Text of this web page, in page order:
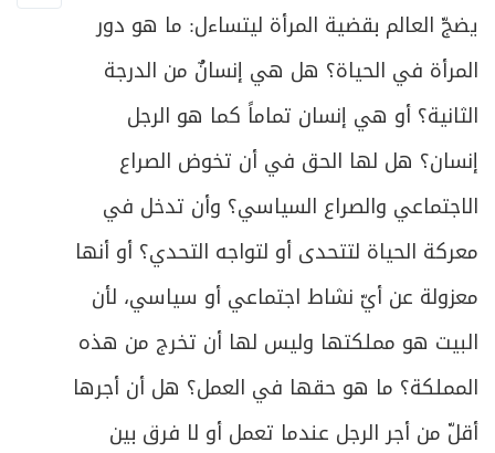
يضجّ العالم بقضية المرأة ليتساءل: ما هو دور
المرأة في الحياة؟ هل هي إنسانٌ من الدرجة
الثانية؟ أو هي إنسان تماماً كما هو الرجل
إنسان؟ هل لها الحق في أن تخوض الصراع
الاجتماعي والصراع السياسي؟ وأن تدخل في
معركة الحياة لتتحدى أو لتواجه التحدي؟ أو أنها
معزولة عن أيّ نشاط اجتماعي أو سياسي، لأن
البيت هو مملكتها وليس لها أن تخرج من هذه
المملكة؟ ما هو حقها في العمل؟ هل أن أجرها
أقلّ من أجر الرجل عندما تعمل أو لا فرق بين